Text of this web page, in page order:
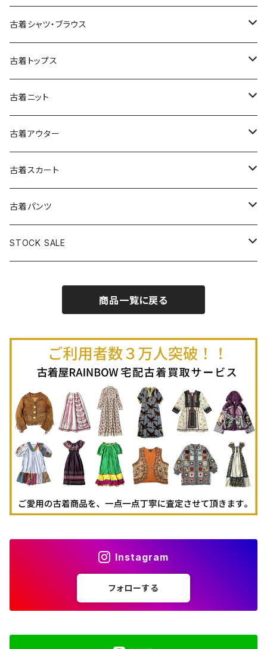
古着長袖ワンピース
古着半袖ワンピース
古着ノースリーブワンピース
古着キャミソールワンピース
古着ベアトップワンピース
古着オールインワン
古着オーバーオール
古着シャツ・ブラウス
古着長袖シャツ・ブラウス
古着半袖シャツ・ブラウス
古着ノースリーブシャツ・ブラウス
古着トップス
古着スウェット&パーカー
古着スウェット
古着パーカー
古着プルオーバー
古着長袖プルオーバー
古着半袖プルオーバー
古着Ｔシャツ
古着長袖Ｔシャツ
古着半袖Ｔシャツ
古着ベスト
古着キャミソール
古着ポロシャツ
古着長袖ポロシャツ
古着スウェット
古着パーカー
古着タンクトップ
古着ニット
古着セーター
古着カーディガン
古着半袖ニット
古着ニットアウター
古着アウター
古着ライトジャケット
古着ライトコート
古着ヘビージャケット
古着羽織り
古着スカート
古着ロング丈スカート (丈76cm-)
古着膝丈スカート (丈56-75cm)
古着ミニ丈スカート (丈56-75cm)
古着パンツ
古着ロング丈パンツ
STOCK SALE
Autumn / Winter
商品一覧に戻る
Instagram
フォローする